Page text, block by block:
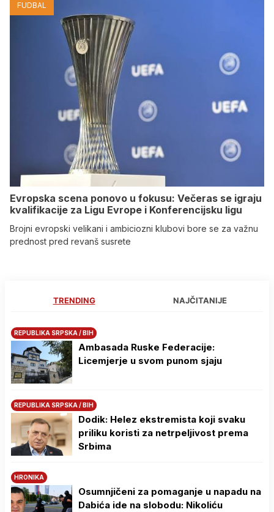
FUDBAL
Evropska scena ponovo u fokusu: Večeras se igraju
kvalifikacije za Ligu Evrope i Konferencijsku ligu
Brojni evropski velikani i ambiciozni klubovi bore se za važnu
prednost pred revanš susrete
TRENDING NAJČITANIJE
REPUBLIKA SRPSKA / BIH
Ambasada Ruske Federacije:
Licemjerje u svom punom sjaju
REPUBLIKA SRPSKA / BIH
Dodik: Helez ekstremista koji svaku
priliku koristi za netrpeljivost prema
Srbima
HRONIKA
Osumnjičeni za pomaganje u napadu na
Dabića ide na slobodu: Nikoliću